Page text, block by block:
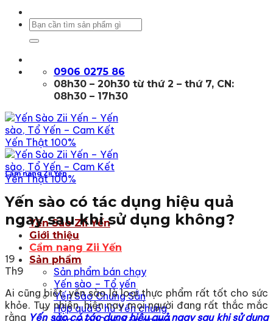
Tìm
0906 0275 86
08h30 – 20h30 từ thứ 2 – thứ 7, CN:
08h30 – 17h30
Yến Sào Zii Yến
Giới thiệu
Cẩm nang Zii Yến
Sản phẩm
Sản phẩm bán chạy
Yến sào – Tổ yến
Yến Sào Chưng Sẵn
Hộp quà 6 hũ Yến chưng
Cẩm nang Zii Yến
Yến sào có tác dụng hiệu quả
ngay sau khi sử dụng không?
19
Th9
Ai cũng biết, yến sào là loại thực phẩm rất tốt cho sức
khỏe. Tuy nhiên, hiện nay mọi người đang rất thắc mắc
rằng Yến sào có tác dụng hiệu quả ngay sau khi sử dụng